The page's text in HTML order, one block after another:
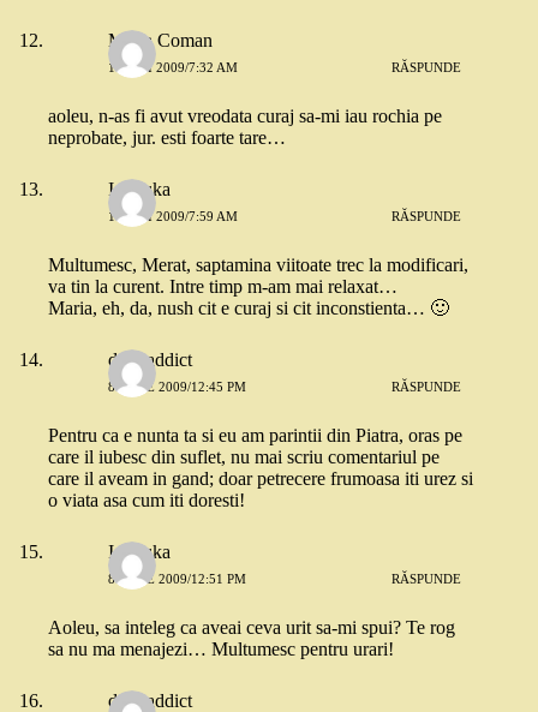
Maria Coman
17 MAI 2009/7:32 AM RĂSPUNDE
aoleu, n-as fi avut vreodata curaj sa-mi iau rochia pe
neprobate, jur. esti foarte tare…
Ionouka
18 MAI 2009/7:59 AM RĂSPUNDE
Multumesc, Merat, saptamina viitoate trec la modificari,
va tin la curent. Intre timp m-am mai relaxat…
Maria, eh, da, nush cit e curaj si cit inconstienta… 🙂
dressaddict
8 IULIE 2009/12:45 PM RĂSPUNDE
Pentru ca e nunta ta si eu am parintii din Piatra, oras pe
care il iubesc din suflet, nu mai scriu comentariul pe
care il aveam in gand; doar petrecere frumoasa iti urez si
o viata asa cum iti doresti!
Ionouka
8 IULIE 2009/12:51 PM RĂSPUNDE
Aoleu, sa inteleg ca aveai ceva urit sa-mi spui? Te rog
sa nu ma menajezi… Multumesc pentru urari!
dressaddict